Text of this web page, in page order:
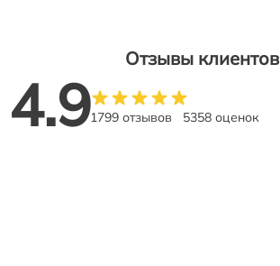
Отзывы клиентов
4.91799 отзывов 5358 оценок